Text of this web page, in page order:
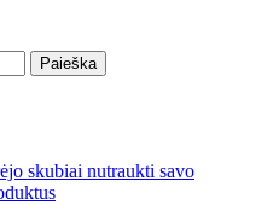
skubiai nutraukti savo